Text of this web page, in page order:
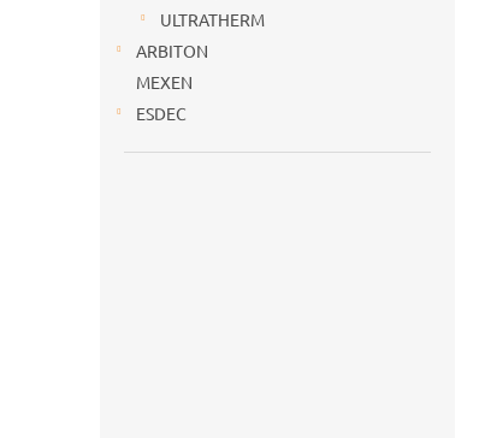
ULTRATHERM
ARBITON
MEXEN
ESDEC